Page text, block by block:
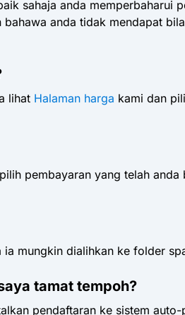
sahaja anda memperbaharui
anda tidak mendapat
lihat Halaman harga kami dan
pembayaran yang telah anda
mungkin dialihkan ke folder
tamat tempoh?
pendaftaran ke sistem auto-